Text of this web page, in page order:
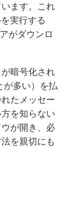
ます。これ
実行する
がダウンロ
暗号化され
が多い）を払
たメッセー
を知らない
が開き、必
を親切にも